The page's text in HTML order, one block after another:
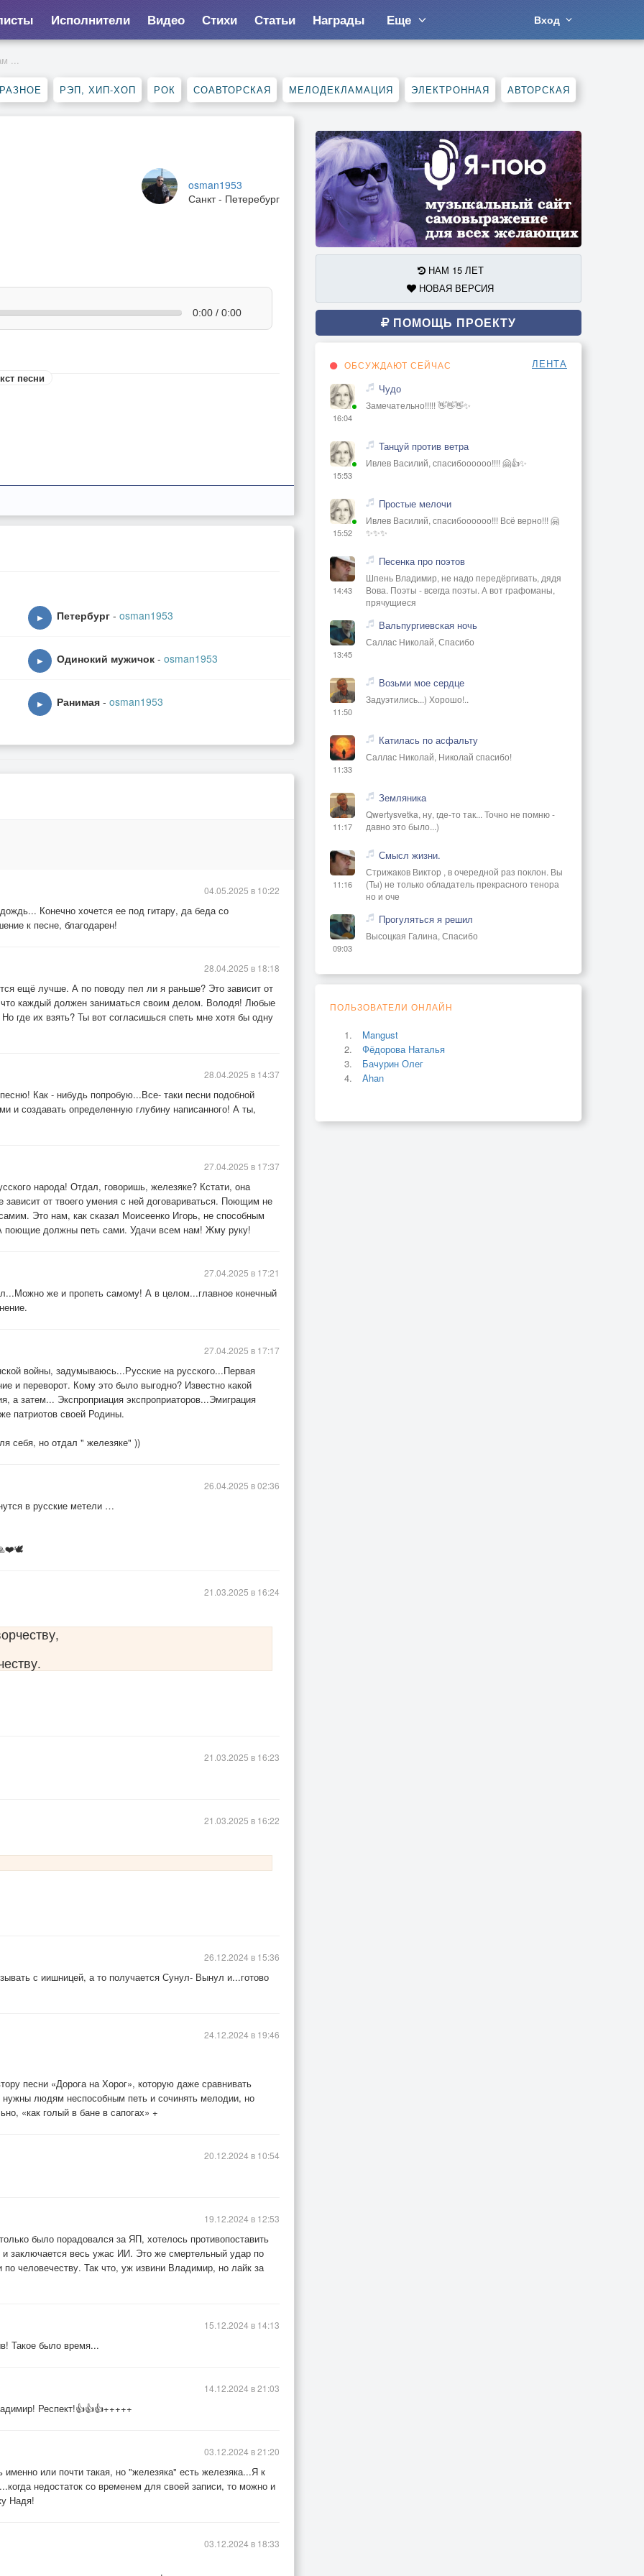
Исполнители Видео Стихи Статьи Награды Еще Вход
...
РАЗНОЕ РЭП, ХИП-ХОП РОК СОАВТОРСКАЯ МЕЛОДЕКЛАМАЦИЯ ЭЛЕКТРОННАЯ АВТОРСКАЯ
osman1953
Санкт - Петеребург
0:00 / 0:00
песни
▶ Петербург - osman1953
▶ Одинокий мужичок - osman1953
▶ Ранимая - osman1953
Конечно хочется ее под гитару, да беда со
к песне, благодарен!
04.05.2025 в 10:22
ещё лучше. А по поводу пел ли я раньше? Это зависит от
каждый должен заниматься своим делом. Володя! Любые
где их взять? Ты вот согласишься спеть мне хотя бы одну
28.04.2025 в 18:18
Как - нибудь попробую...Все- таки песни подобной
и создавать определенную глубину написанного! А ты,
28.04.2025 в 14:37
народа! Отдал, говоришь, железяке? Кстати, она
от твоего умения с ней договариваться. Поющим не
Это нам, как сказал Моисеенко Игорь, не способным
поющие должны петь сами. Удачи всем нам! Жму руку!
27.04.2025 в 17:37
же и пропеть самому! А в целом...главное конечный
27.04.2025 в 17:21
войны, задумываюсь...Русские на русского...Первая
и переворот. Кому это было выгодно? Известно какой
а затем... Экспроприация экспроприаторов...Эмиграция
патриотов своей Родины.
себя, но отдал " железяке" ))
27.04.2025 в 17:17
в русские метели …
26.04.2025 в 02:36
21.03.2025 в 16:24
21.03.2025 в 16:23
21.03.2025 в 16:22
с иишницей, а то получается Сунул- Вынул и...готово
26.12.2024 в 15:36
песни «Дорога на Хорог», которую даже сравнивать
людям неспособным петь и сочинять мелодии, но
«как голый в бане в сапогах» +
24.12.2024 в 19:46
20.12.2024 в 10:54
было порадовался за ЯП, хотелось противопоставить
заключается весь ужас ИИ. Это же смертельный удар по
по человечеству. Так что, уж извини Владимир, но лайк за
19.12.2024 в 12:53
Такое было время...
15.12.2024 в 14:13
Респект!👍👍👍+++++
14.12.2024 в 21:03
или почти такая, но "железяка" есть железяка...Я к
недостаток со временем для своей записи, то можно и
Надя!
03.12.2024 в 21:20
03.12.2024 в 18:33
НАМ 15 ЛЕТ
НОВАЯ ВЕРСИЯ
ПОМОЩЬ ПРОЕКТУ
ОБСУЖДАЮТ СЕЙЧАС ЛЕНТА
16:04
Чудо
Замечательно!!!!! 👋👋👋✨
15:53
Танцуй против ветра
Ивлев Василий, спасибоооооо!!!! 🤗👍✨
15:52
Простые мелочи
Ивлев Василий, спасибоооооо!!! Всё верно!!! 🤗
✨✨✨
14:43
Песенка про поэтов
Шпень Владимир, не надо передёргивать, дядя
Вова. Поэты - всегда поэты. А вот графоманы,
прячущиеся
13:45
Вальпургиевская ночь
Саллас Николай, Спасибо
11:50
Возьми мое сердце
Задуэтились...) Хорошо!..
11:33
Катилась по асфальту
Саллас Николай, Николай спасибо!
11:17
Земляника
Qwertysvetka, ну, где-то так... Точно не помню -
давно это было...)
11:16
Смысл жизни.
Стрижаков Виктор , в очередной раз поклон. Вы
(Ты) не только обладатель прекрасного тенора
но и оче
09:03
Прогуляться я решил
Высоцкая Галина, Спасибо
ПОЛЬЗОВАТЕЛИ ОНЛАЙН
Mangust
Фёдорова Наталья
Бачурин Олег
Ahan